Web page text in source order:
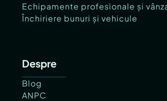
Echipamente profesionale și
Închiriere bunuri și vehicule
Despre
Blog
ANPC